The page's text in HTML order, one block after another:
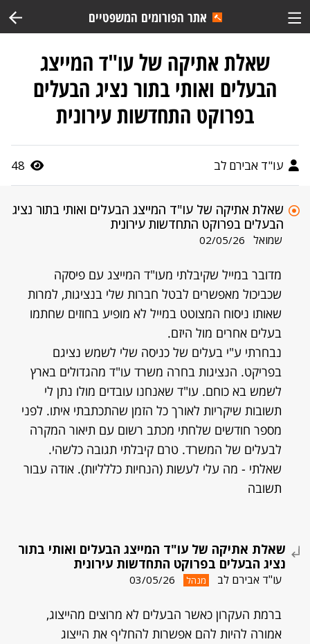
אתר הפורומים המשפטיים
שאלת אתיקה של עו"ד המייצג
הבעלים ואותי בתור נציג הבעלים
בפרוקט התחדשות עירונית
עו"ד אבירם לב 48
שאלת אתיקה של עו"ד המייצג הבעלים ואותי בתור נציג
הבעלים בפרוקט התחדשות עירונית
שמואל 02/05/26
מדובר במייל שקיבלתי מעו"ד המייצג עם פיסקה
שכביכול מאפשרים לבטל חברות שלי בנציגות, למרות
שאותו ניסוח המצוטט במייל לא מופיע בחוזים שחתמו
בעלים אחרים מול היזם.
נבחרתי ע"י בעלים של כניסה שלי לשמש נציגם
בפריקט. הנציגות בחרה משרד עו"ד מהגדולים בארץ
לשמש בא כוחם. עו"ד שאנחנו עובדים מולו נתן לי
תשובות שיקריות לאורך כל הזמן שהתכתבתי איתו. לפני
מספר חודשים שלחתי מכתב רשום עם תיאור המקרה
לבעלים של המשרד. טרם קיבלתי תגובה כלשהי.
שאלתי - מה עלי לעשות (הנחיות כללליות). אודה עבור
תשובה
שאלת אתיקה של עו"ד המייצג הבעלים ואותי בתור
נציג הבעלים בפרוקט התחדשות עירונית
עו"ד אבירם לב מנהל 03/05/26
ברמת העקרון כאשר הבעלים לא מרוצים מהייצוג,
אמורה להיות להם אפשרות להחליף את הייצוג